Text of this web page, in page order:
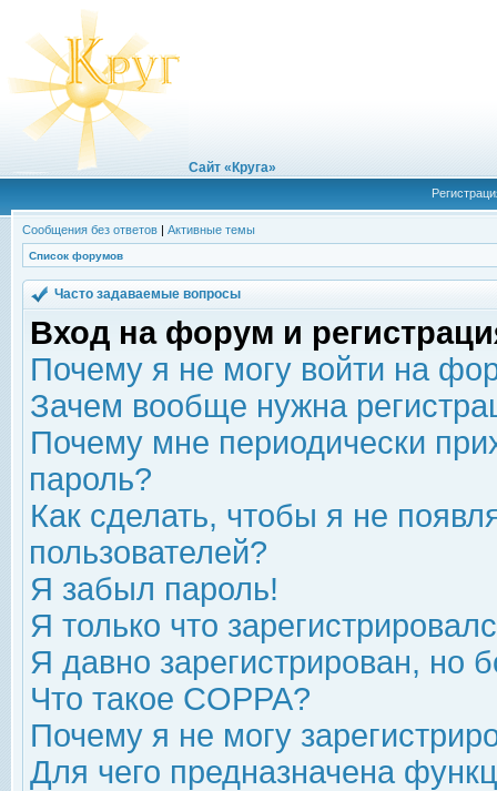
Сайт «Круга»
Сообщения без ответов | Активные темы
Список форумов
Часто задаваемые вопросы
Вход на форум и
Почему я не могу войти на
Зачем вообще нужна
Почему мне периодически
пароль?
Как сделать, чтобы я не
пользователей?
Я забыл пароль!
Я только что
Я давно зарегистрирован, но
Что такое COPPA?
Почему я не могу
Для чего предназначена